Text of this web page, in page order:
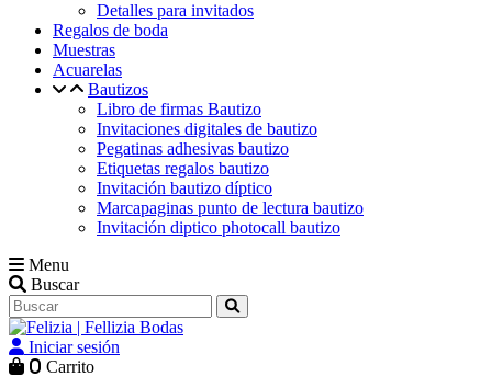
Detalles para invitados
Regalos de boda
Muestras
Acuarelas
Bautizos
Libro de firmas Bautizo
Invitaciones digitales de bautizo
Pegatinas adhesivas bautizo
Etiquetas regalos bautizo
Invitación bautizo díptico
Marcapaginas punto de lectura bautizo
Invitación diptico photocall bautizo
Menu
Buscar
Iniciar sesión
0 Carrito